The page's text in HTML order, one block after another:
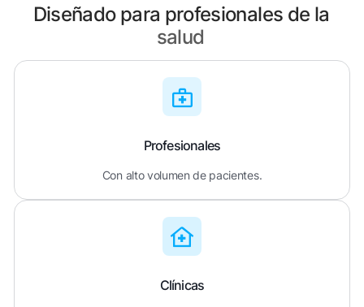
Diseñado para profesionales de la
salud
Profesionales
Con alto volumen de pacientes.
Clínicas